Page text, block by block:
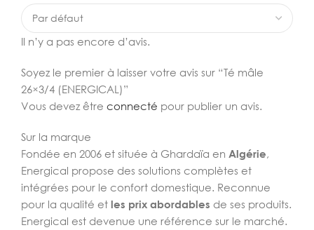
Il n’y a pas encore d’avis.
Soyez le premier à laisser votre avis sur “Té mâle
26×3/4 (ENERGICAL)”
Vous devez être connecté pour publier un avis.
Sur la marque
Fondée en 2006 et située à Ghardaïa en Algérie
Energical propose des solutions complètes et
intégrées pour le confort domestique. Reconnue
pour la qualité et les prix abordables de ses produits.
Energical est devenue une référence sur le marché.